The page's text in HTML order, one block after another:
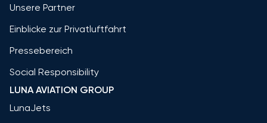
Unsere Partner
Einblicke zur Privatluftfahrt
Pressebereich
Social Responsibility
LUNA AVIATION GROUP
LunaJets